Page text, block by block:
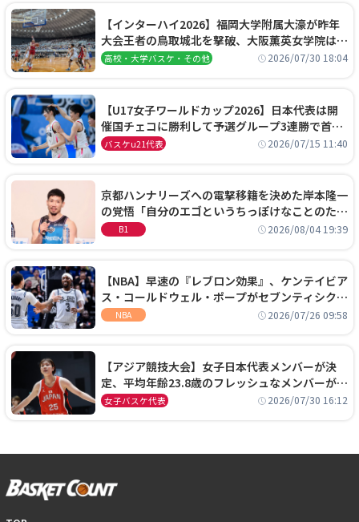
【インターハイ2026】福岡大学附属大濠が昨年
大会王者の鳥取城北を撃破、大阪薫英女学院は岐
阜女子に完勝、大会3日目試合結果
高校・大学バスケ・その他 2026/07/30 18:04
【U17女子ワールドカップ2026】日本代表は開
催国チェコに勝利して予選グループ3連勝で首位
通過！準々決勝の相手はエジプトに決定
バスケu21代表 2026/07/15 11:40
京都ハンナリーズへの電撃移籍を決めた岸本隆一
の覚悟「自分のエゴというちっぽけなことのため
に、京都に来たわけではない」
B1 2026/08/04 19:39
【NBA】早速の『レブロン効果』、ケンテイビア
ス・コールドウェル・ポープがセブンティシクサ
ーズに1年契約で加入
NBA 2026/07/26 09:58
【アジア競技大会】女子日本代表メンバーが決
定、平均年齢23.8歳のフレッシュなメンバーが日
本開催の大舞台で頂点を狙う
女子バスケ代表 2026/07/30 16:12